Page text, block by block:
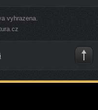
vyhrazena.